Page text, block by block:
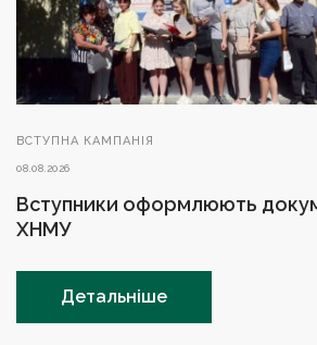
ВСТУПНА КАМПАНІЯ
08.08.2026
Вступники оформлюють
ХНМУ
Детальніше